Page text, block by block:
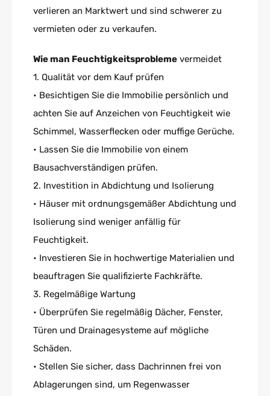
verlieren an Marktwert und sind schwerer zu
vermieten oder zu verkaufen.
Wie man Feuchtigkeitsprobleme vermeidet
1. Qualität vor dem Kauf prüfen
• Besichtigen Sie die Immobilie persönlich und
achten Sie auf Anzeichen von Feuchtigkeit wie
Schimmel, Wasserflecken oder muffige Gerüche.
• Lassen Sie die Immobilie von einem
Bausachverständigen prüfen.
2. Investition in Abdichtung und Isolierung
• Häuser mit ordnungsgemäßer Abdichtung und
Isolierung sind weniger anfällig für
Feuchtigkeit.
• Investieren Sie in hochwertige Materialien und
beauftragen Sie qualifizierte Fachkräfte.
3. Regelmäßige Wartung
• Überprüfen Sie regelmäßig Dächer, Fenster,
Türen und Drainagesysteme auf mögliche
Schäden.
• Stellen Sie sicher, dass Dachrinnen frei von
Ablagerungen sind, um Regenwasser